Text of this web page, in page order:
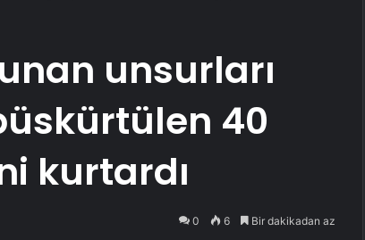
unsurları
40
kurtardı
0 6 Bir dakikadan az